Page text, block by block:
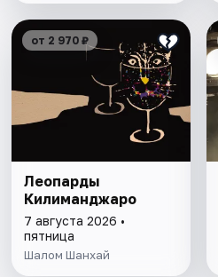
от 2 970 ₽
Леопарды
Килиманджаро
7 августа 2026 •
пятница
Шалом Шанхай